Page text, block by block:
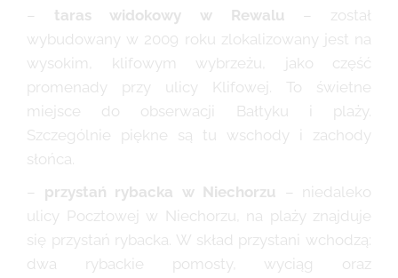
– taras widokowy w Rewalu – został
wybudowany w 2009 roku zlokalizowany jest na
wysokim, klifowym wybrzeżu, jako część
promenady przy ulicy Klifowej. To świetne
miejsce do obserwacji Bałtyku i plaży.
Szczególnie piękne są tu wschody i zachody
słońca.
– przystań rybacka w Niechorzu – niedaleko
ulicy Pocztowej w Niechorzu, na plaży znajduje
się przystań rybacka. W skład przystani wchodzą:
dwa rybackie pomosty, wyciąg oraz